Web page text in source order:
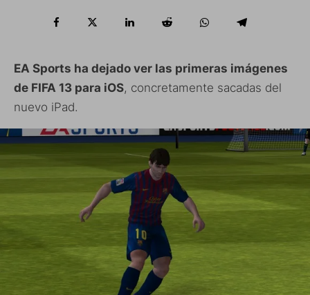
EA Sports ha dejado ver las primeras imágenes
de FIFA 13 para iOS, concretamente sacadas del
nuevo iPad.